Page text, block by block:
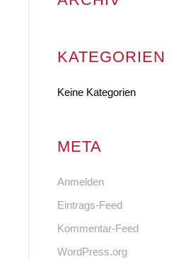
KATEGORIEN
Keine Kategorien
META
Anmelden
Eintrags-Feed
Kommentar-Feed
WordPress.org